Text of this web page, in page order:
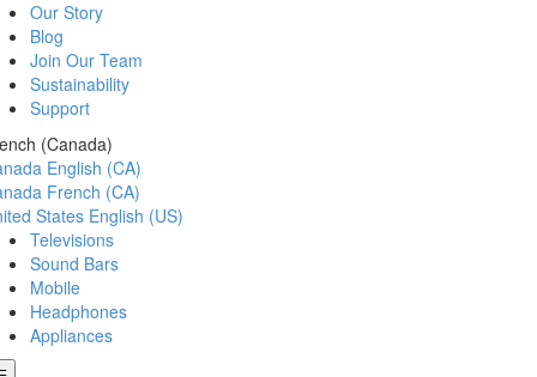
Our Story
Blog
Join Our Team
Sustainability
Support
(Canada)
English (CA)
French (CA)
States English (US)
Televisions
Sound Bars
Mobile
Headphones
Appliances